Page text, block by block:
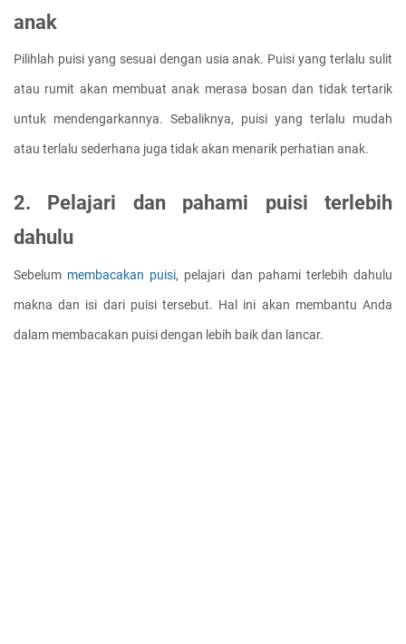
anak
Pilihlah puisi yang sesuai dengan usia anak. Puisi yang terlalu sulit
atau rumit akan membuat anak merasa bosan dan tidak tertarik
untuk mendengarkannya. Sebaliknya, puisi yang terlalu mudah
atau terlalu sederhana juga tidak akan menarik perhatian anak.
2. Pelajari dan pahami puisi terlebih
dahulu
Sebelum membacakan puisi, pelajari dan pahami terlebih dahulu
makna dan isi dari puisi tersebut. Hal ini akan membantu Anda
dalam membacakan puisi dengan lebih baik dan lancar.